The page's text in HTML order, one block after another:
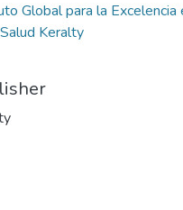
Global para la Excelencia
Keralty